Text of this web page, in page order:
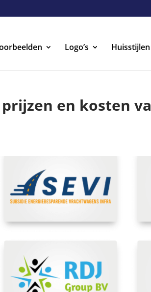
Logo’s Huisstijlen
en kosten